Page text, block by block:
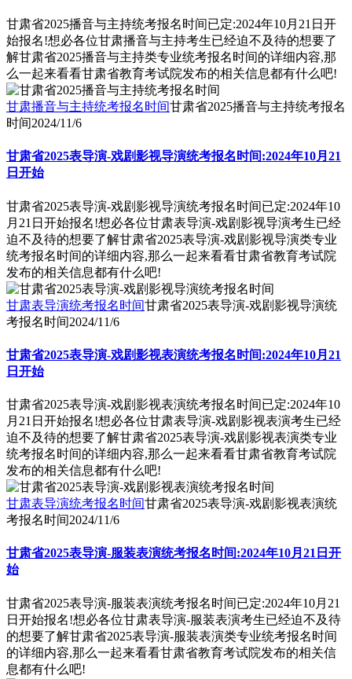
甘肃省2025播音与主持统考报名时间已定:2024年10月21日开
始报名!想必各位甘肃播音与主持考生已经迫不及待的想要了
解甘肃省2025播音与主持类专业统考报名时间的详细内容,那
么一起来看看甘肃省教育考试院发布的相关信息都有什么吧!
甘肃播音与主持统考报名时间甘肃省2025播音与主持统考报名
时间2024/11/6
甘肃省2025表导演-戏剧影视导演统考报名时间:2024年10月21
日开始
甘肃省2025表导演-戏剧影视导演统考报名时间已定:2024年10
月21日开始报名!想必各位甘肃表导演-戏剧影视导演考生已经
迫不及待的想要了解甘肃省2025表导演-戏剧影视导演类专业
统考报名时间的详细内容,那么一起来看看甘肃省教育考试院
发布的相关信息都有什么吧!
甘肃表导演统考报名时间甘肃省2025表导演-戏剧影视导演统
考报名时间2024/11/6
甘肃省2025表导演-戏剧影视表演统考报名时间:2024年10月21
日开始
甘肃省2025表导演-戏剧影视表演统考报名时间已定:2024年10
月21日开始报名!想必各位甘肃表导演-戏剧影视表演考生已经
迫不及待的想要了解甘肃省2025表导演-戏剧影视表演类专业
统考报名时间的详细内容,那么一起来看看甘肃省教育考试院
发布的相关信息都有什么吧!
甘肃表导演统考报名时间甘肃省2025表导演-戏剧影视表演统
考报名时间2024/11/6
甘肃省2025表导演-服装表演统考报名时间:2024年10月21日开
始
甘肃省2025表导演-服装表演统考报名时间已定:2024年10月21
日开始报名!想必各位甘肃表导演-服装表演考生已经迫不及待
的想要了解甘肃省2025表导演-服装表演类专业统考报名时间
的详细内容,那么一起来看看甘肃省教育考试院发布的相关信
息都有什么吧!